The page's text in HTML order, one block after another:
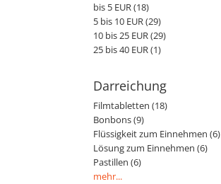
bis 5 EUR (18)
5 bis 10 EUR (29)
10 bis 25 EUR (29)
25 bis 40 EUR (1)
Darreichung
Filmtabletten (18)
Bonbons (9)
Flüssigkeit zum Einnehmen (6)
Lösung zum Einnehmen (6)
Pastillen (6)
mehr...